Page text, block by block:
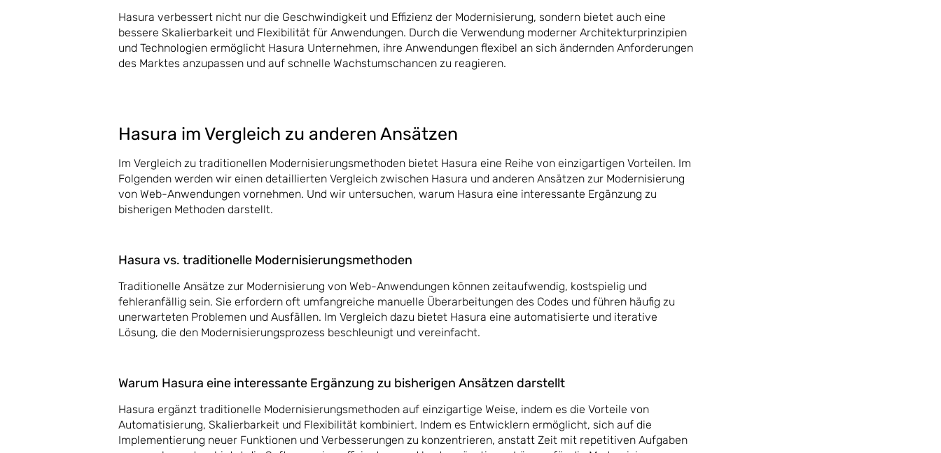
Hasura verbessert nicht nur die Geschwindigkeit und Effizienz der Modernisierung, sondern bietet auch eine
bessere Skalierbarkeit und Flexibilität für Anwendungen. Durch die Verwendung moderner Architekturprinzipien
und Technologien ermöglicht Hasura Unternehmen, ihre Anwendungen flexibel an sich ändernden Anforderungen
des Marktes anzupassen und auf schnelle Wachstumschancen zu reagieren.
Hasura im Vergleich zu anderen Ansätzen
Im Vergleich zu traditionellen Modernisierungsmethoden bietet Hasura eine Reihe von einzigartigen Vorteilen. Im
Folgenden werden wir einen detaillierten Vergleich zwischen Hasura und anderen Ansätzen zur Modernisierung
von Web-Anwendungen vornehmen. Und wir untersuchen, warum Hasura eine interessante Ergänzung zu
bisherigen Methoden darstellt.
Hasura vs. traditionelle Modernisierungsmethoden
Traditionelle Ansätze zur Modernisierung von Web-Anwendungen können zeitaufwendig, kostspielig und
fehleranfällig sein. Sie erfordern oft umfangreiche manuelle Überarbeitungen des Codes und führen häufig zu
unerwarteten Problemen und Ausfällen. Im Vergleich dazu bietet Hasura eine automatisierte und iterative
Lösung, die den Modernisierungsprozess beschleunigt und vereinfacht.
Warum Hasura eine interessante Ergänzung zu bisherigen Ansätzen darstellt
Hasura ergänzt traditionelle Modernisierungsmethoden auf einzigartige Weise, indem es die Vorteile von
Automatisierung, Skalierbarkeit und Flexibilität kombiniert. Indem es Entwicklern ermöglicht, sich auf die
Implementierung neuer Funktionen und Verbesserungen zu konzentrieren, anstatt Zeit mit repetitiven Aufgaben